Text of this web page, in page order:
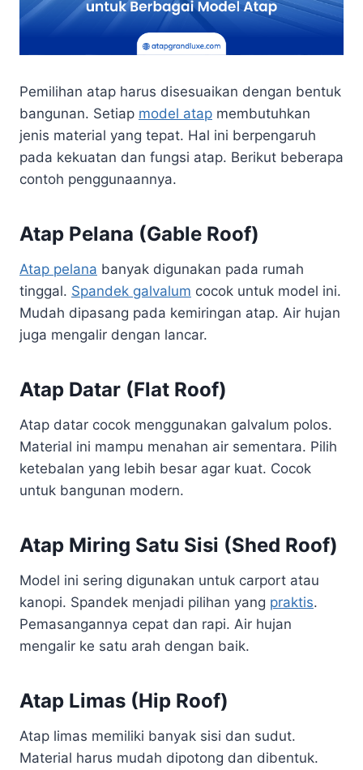
Pemilihan atap harus disesuaikan dengan bentuk
bangunan. Setiap model atap membutuhkan
jenis material yang tepat. Hal ini berpengaruh
pada kekuatan dan fungsi atap. Berikut beberapa
contoh penggunaannya.
Atap Pelana (Gable Roof)
Atap pelana banyak digunakan pada rumah
tinggal. Spandek galvalum cocok untuk model ini.
Mudah dipasang pada kemiringan atap. Air hujan
juga mengalir dengan lancar.
Atap Datar (Flat Roof)
Atap datar cocok menggunakan galvalum polos.
Material ini mampu menahan air sementara. Pilih
ketebalan yang lebih besar agar kuat. Cocok
untuk bangunan modern.
Atap Miring Satu Sisi (Shed Roof)
Model ini sering digunakan untuk carport atau
kanopi. Spandek menjadi pilihan yang praktis.
Pemasangannya cepat dan rapi. Air hujan
mengalir ke satu arah dengan baik.
Atap Limas (Hip Roof)
Atap limas memiliki banyak sisi dan sudut.
Material harus mudah dipotong dan dibentuk.